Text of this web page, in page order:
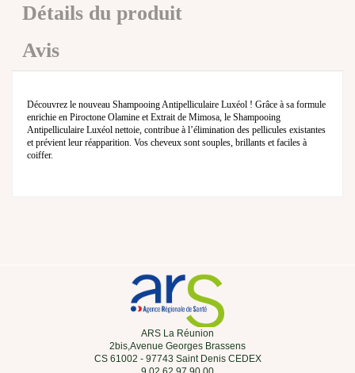
Détails du produit
Avis
Découvrez le nouveau Shampooing Antipelliculaire Luxéol ! Grâce à sa formule
enrichie en Piroctone Olamine et Extrait de Mimosa, le Shampooing
Antipelliculaire Luxéol nettoie, contribue à l’élimination des pellicules existantes
et prévient leur réapparition. Vos cheveux sont souples, brillants et faciles à
coiffer.
ARS La Réunion
2bis,Avenue Georges Brassens
CS 61002 - 97743 Saint Denis CEDEX